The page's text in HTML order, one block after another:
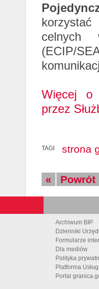
celnych
(ECIP/
Więcej o
przez
TAGI strona
« Powrót
Archiwum BIP
Dzienniki
Formularze
Dla mediów
Polityka
Platforma
Portal